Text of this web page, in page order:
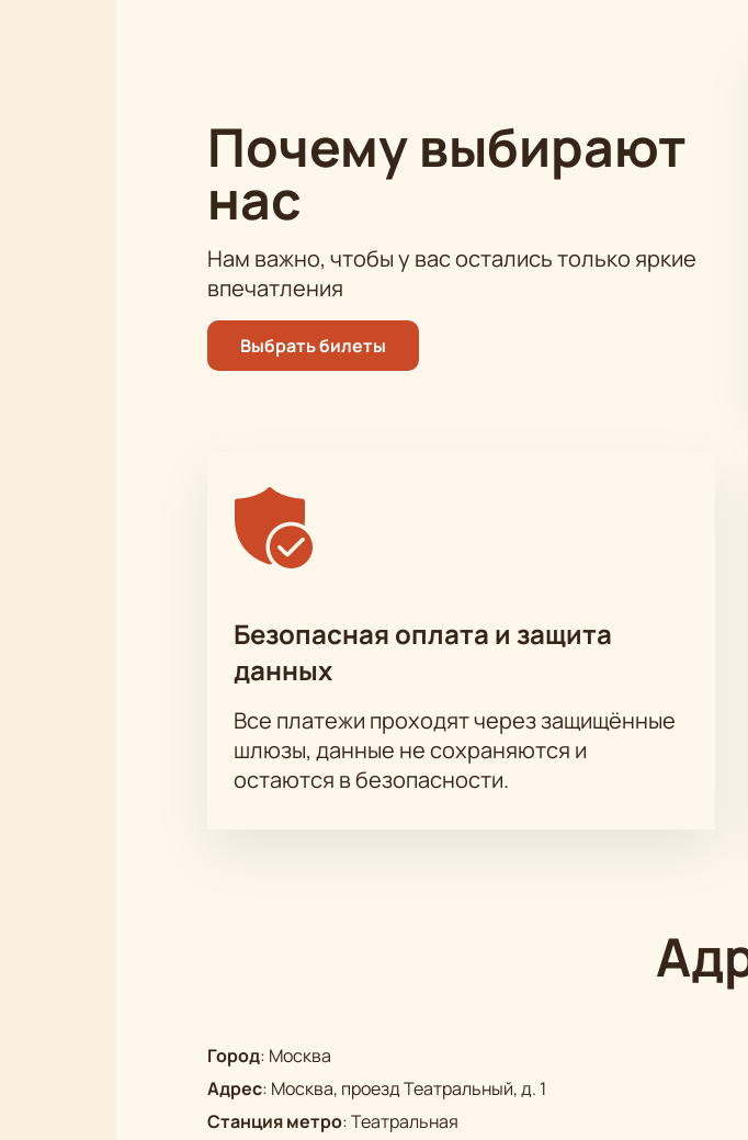
Почему выбирают
нас
Нам важно, чтобы у вас остались только яркие
впечатления
Выбрать билеты
Безопасная оплата и защита
данных
Все платежи проходят через защищённые
шлюзы, данные не сохраняются и
остаются в безопасности.
Город: Москва
Адрес: Москва, проезд Театральный, д. 1
Станция метро:Театральная